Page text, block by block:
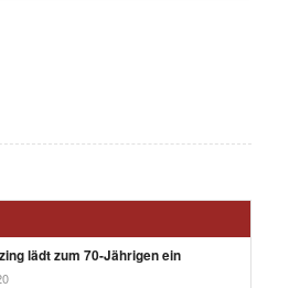
lädt zum 70-Jährigen ein